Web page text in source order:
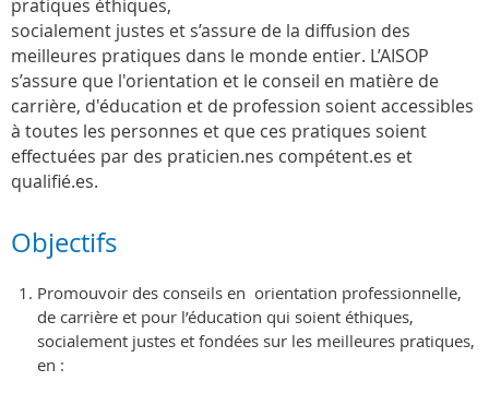
pratiques éthiques,
socialement justes et s’assure de la diffusion des
meilleures pratiques dans le monde entier. L’AISOP
s’assure que l'orientation et le conseil en matière de
carrière, d'éducation et de profession soient accessibles
à toutes les personnes et que ces pratiques soient
effectuées par des praticien.nes compétent.es et
qualifié.es.
Objectifs
Promouvoir des conseils en orientation professionnelle,
de carrière et pour l’éducation qui soient éthiques,
socialement justes et fondées sur les meilleures pratiques,
en :